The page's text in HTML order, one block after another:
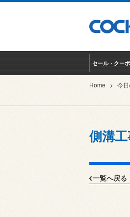
セール・クー
Home 今
側溝
一覧へ戻る